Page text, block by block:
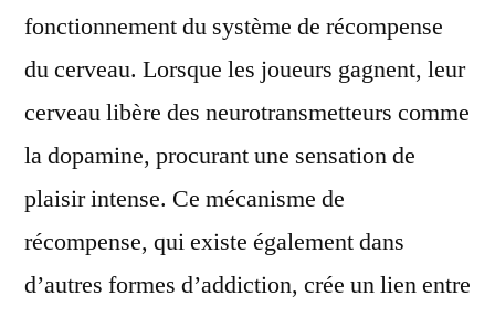
fonctionnement du système de récompense
du cerveau. Lorsque les joueurs gagnent, leur
cerveau libère des neurotransmetteurs comme
la dopamine, procurant une sensation de
plaisir intense. Ce mécanisme de
récompense, qui existe également dans
d’autres formes d’addiction, crée un lien entre